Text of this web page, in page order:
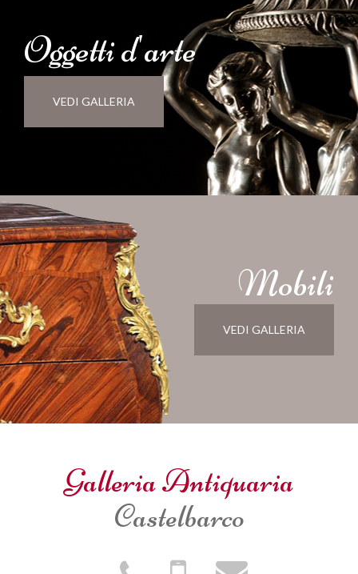
Oggetti d'arte
VEDI GALLERIA
Mobili
VEDI GALLERIA
Galleria Antiquaria
Castelbarco